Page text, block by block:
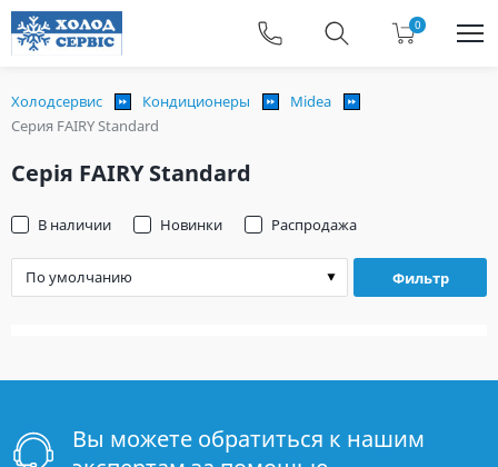
0
Холодсервис Кондиционеры
Midea
Серия FAIRY Standard
Серія FAIRY Standard
Фильтр
В наличии Новинки Распродажа
Вы можете обратиться к нашим